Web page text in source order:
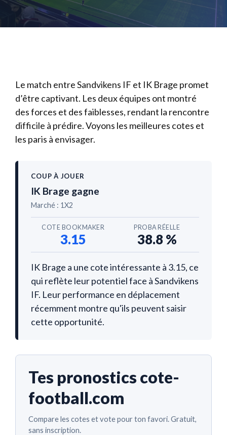
Le match entre Sandvikens IF et IK Brage promet
d’être captivant. Les deux équipes ont montré
des forces et des faiblesses, rendant la rencontre
difficile à prédire. Voyons les meilleures cotes et
les paris à envisager.
COUP À JOUER
IK Brage gagne
Marché : 1X2
COTE BOOKMAKER
3.15
PROBA RÉELLE
38.8 %
IK Brage a une cote intéressante à 3.15, ce
qui reflète leur potentiel face à Sandvikens
IF. Leur performance en déplacement
récemment montre qu'ils peuvent saisir
cette opportunité.
Tes pronostics cote-
football.com
Compare les cotes et vote pour ton favori. Gratuit,
sans inscription.